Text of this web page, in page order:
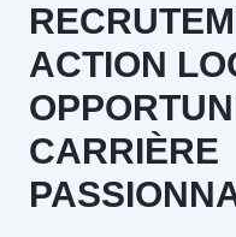
ACTION
CARRIÈRE